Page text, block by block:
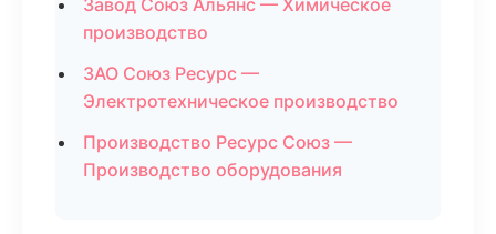
Завод Союз Альянс — Химическое
производство
ЗАО Союз Ресурс —
Электротехническое производство
Производство Ресурс Союз —
Производство оборудования